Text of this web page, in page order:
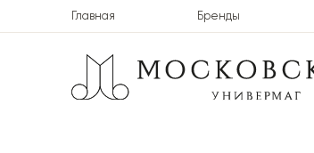
Главная Бренды